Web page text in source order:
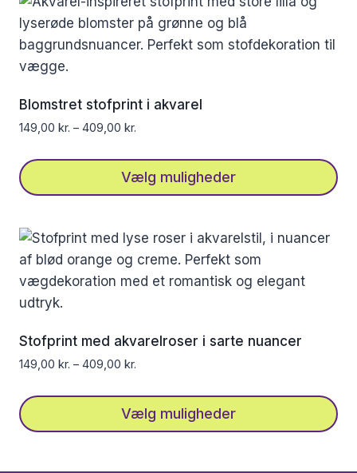
flere
varianter.
Mulighederne
kan
vælges
varesiden
Blomstret stofprint i akvarel
149,00 kr. – 409,00 kr.
Vælg muligheder
vare
varianter.
Mulighederne
kan
vælges
varesiden
Stofprint med akvarelroser i sarte nuancer
149,00 kr. – 409,00 kr.
Vælg muligheder